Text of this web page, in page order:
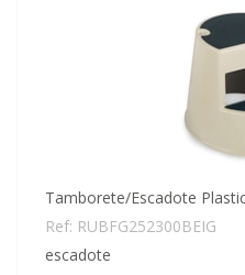
Tamborete/Escadote
Ref: RUBFG252300BEIG
escadote